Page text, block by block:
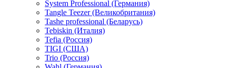
System Professional (Германия)
Tangle Teezer (Великобритания)
Tashe professional (Беларусь)
Tebiskin (Италия)
Tefia (Россия)
TIGI (США)
Trio (Россия)